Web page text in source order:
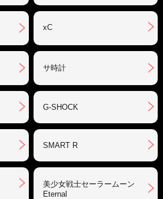
xC
サ時計
G-SHOCK
SMART R
美少女戦士セーラームーン
Eternal